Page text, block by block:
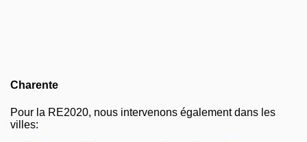
Charente
Pour la RE2020, nous intervenons également dans les
villes: